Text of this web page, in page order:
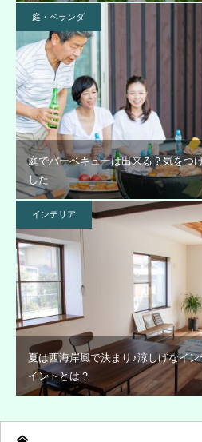
庭・ベランダ
庭でバーベキューは出来る？気をつ
した
インテリア
夏は西海岸風で決まり♪涼しげなイ
イントとは？